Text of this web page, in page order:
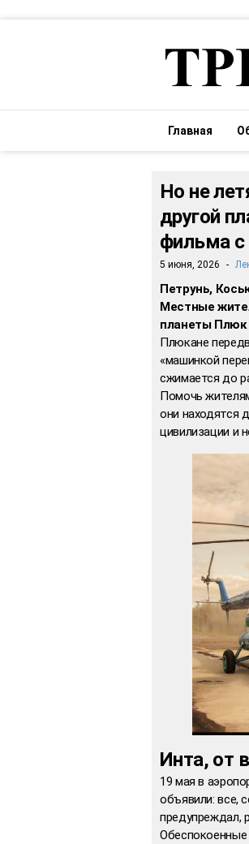
Главная
Но не
другой
фильма с
5 июня, 2026 -
Петрунь,
Местные
планеты Плюк
Плюкане
«машинкой
сжимается до
Помочь
они находятся
цивилизации и
Инта, от
19 мая в
объявили: все,
предупреждал,